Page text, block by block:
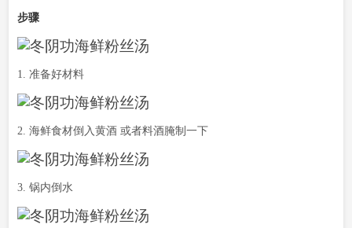
步骤
1. 准备好材料
2. 海鲜食材倒入黄酒 或者料酒腌制一下
3. 锅内倒水